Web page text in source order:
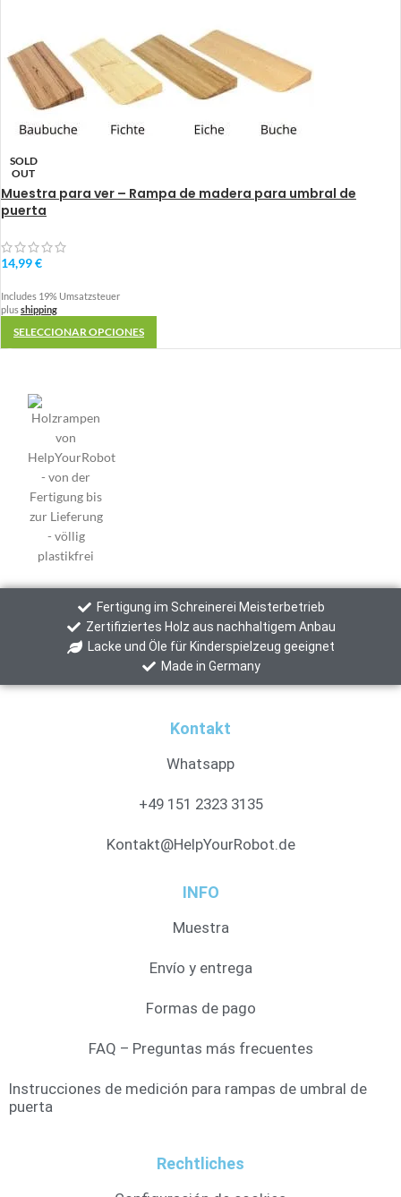
SOLD
OUT
Muestra para ver – Rampa de madera para umbral de
puerta
14,99€
Includes 19% Umsatzsteuer
plusshipping
SELECCIONAR OPCIONES
Fertigung im Schreinerei Meisterbetrieb
Zertifiziertes Holz aus nachhaltigem Anbau
Lacke und Öle für Kinderspielzeug geeignet
Made in Germany
Kontakt
Whatsapp
+49 151 2323 3135
Kontakt@HelpYourRobot.de
INFO
Muestra
Envío y entrega
Formas de pago
FAQ – Preguntas más frecuentes
Instrucciones de medición para rampas de umbral de
puerta
Rechtliches